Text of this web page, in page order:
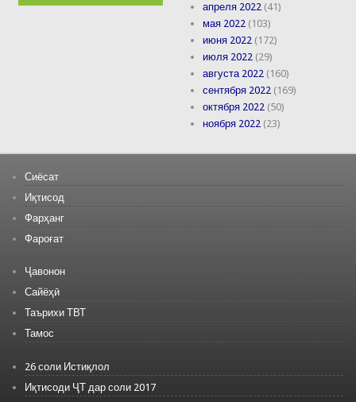
апреля 2022 (41)
мая 2022 (103)
июня 2022 (172)
июля 2022 (29)
августа 2022 (160)
сентября 2022 (169)
октября 2022 (50)
ноября 2022 (23)
Сиёсат
Иқтисод
Фарҳанг
Фароғат
Ҷавонон
Сайёҳӣ
Таърихи ТВТ
Тамос
26 соли Истиқлол
Иқтисоди ҶТ дар соли 2017